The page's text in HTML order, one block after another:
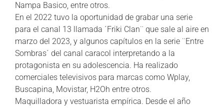
Nampa Basico, entre otros.
En el 2022 tuvo la oportunidad de grabar una serie
para el canal 13 llamada ´Friki Clan¨ que sale al aire en
marzo del 2023, y algunos capítulos en la serie ¨Entre
Sombras´ del canal caracol interpretando a la
protagonista en su adolescencia. Ha realizado
comerciales televisivos para marcas como Wplay,
Buscapina, Movistar, H2Oh entre otros.
Maquilladora y vestuarista empírica. Desde el año